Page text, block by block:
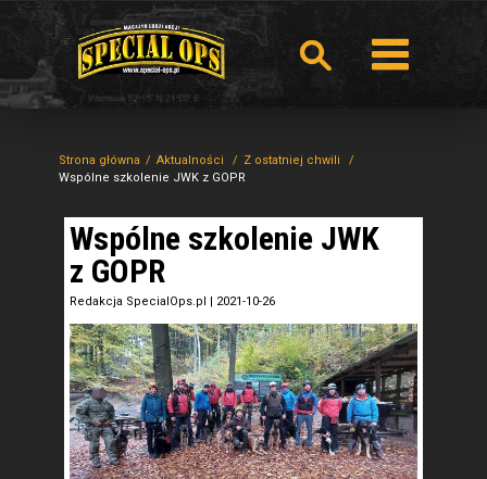
Strona główna Aktualności
Z ostatniej chwili
Wspólne szkolenie JWK z GOPR
Wspólne szkolenie JWK
z GOPR
Redakcja SpecialOps.pl | 2021-10-26